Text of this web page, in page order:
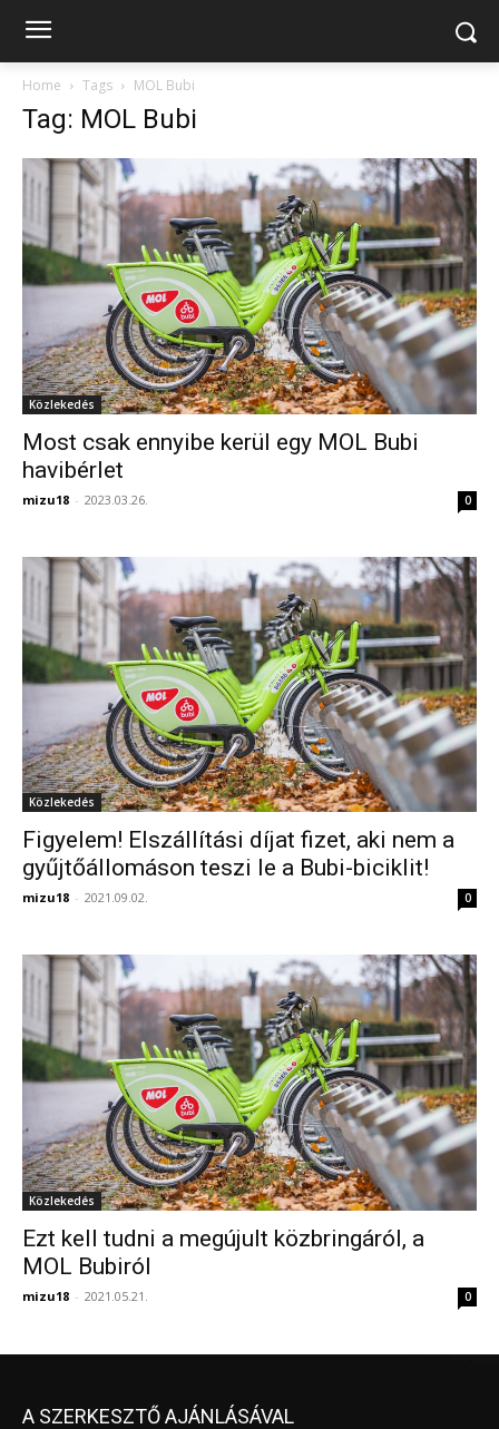
Home Tags MOL Bubi
Tag: MOL Bubi
Közlekedés
Most csak ennyibe kerül egy MOL Bubi
havibérlet
mizu18 - 2023.03.26. 0
Közlekedés
Figyelem! Elszállítási díjat fizet, aki nem a
gyűjtőállomáson teszi le a Bubi-biciklit!
mizu18 - 2021.09.02. 0
Közlekedés
Ezt kell tudni a megújult közbringáról, a
MOL Bubiról
mizu18 - 2021.05.21. 0
A SZERKESZTŐ AJÁNLÁSÁVAL